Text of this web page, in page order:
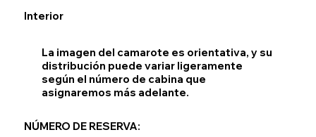
Interior
La imagen del camarote es orientativa, y su
distribución puede variar ligeramente
según el número de cabina que
asignaremos más adelante.
NÚMERO DE RESERVA: